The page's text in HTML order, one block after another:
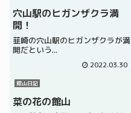
穴山駅のヒガンザクラ満
開！
韮崎の穴山駅のヒガンザクラが満
開だという...
2022.03.30
館山日記
菜の花の館山